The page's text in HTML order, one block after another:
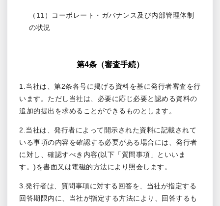
（11）コーポレート・ガバナンス及び内部管理体制
の状況
第4条（審査手続）
1.当社は、第2条各号に掲げる資料を基に発行者審査を行
います。ただし当社は、必要に応じ必要と認める資料の
追加的提出を求めることができるものとします。
2.当社は、発行者によって開示された資料に記載されて
いる事項の内容を確認する必要がある場合には、発行者
に対し、確認すべき内容(以下「質問事項」といいま
す。)を書面又は電磁的方法により照会します。
3.発行者は、質問事項に対する回答を、当社が指定する
回答期限内に、当社が指定する方法により、回答するも